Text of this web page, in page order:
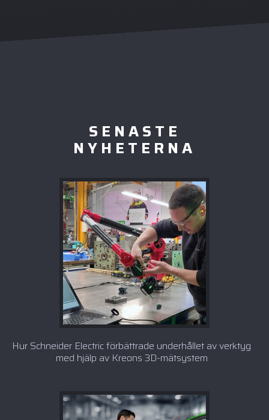
SENASTE
NYHETERNA
Hur Schneider Electric förbättrade underhållet av verktyg
med hjälp av Kreons 3D-mätsystem